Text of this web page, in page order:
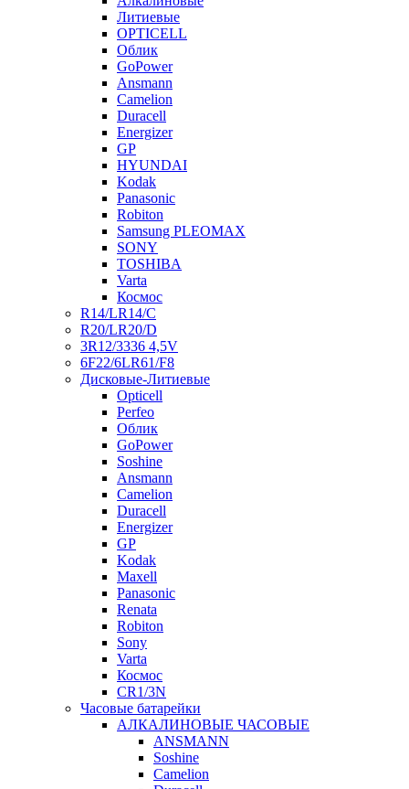
Литиевые
OPTICELL
Облик
GoPower
Ansmann
Camelion
Duracell
Energizer
GP
HYUNDAI
Kodak
Panasonic
Robiton
Samsung PLEOMAX
SONY
TOSHIBA
Varta
Космос
R14/LR14/C
R20/LR20/D
3R12/3336 4,5V
6F22/6LR61/F8
Дисковые-Литиевые
Opticell
Perfeo
Облик
GoPower
Soshine
Ansmann
Camelion
Duracell
Energizer
GP
Kodak
Maxell
Panasonic
Renata
Robiton
Sony
Varta
Космос
CR1/3N
Часовые батарейки
АЛКАЛИНОВЫЕ ЧАСОВЫЕ
ANSMANN
Soshine
Camelion